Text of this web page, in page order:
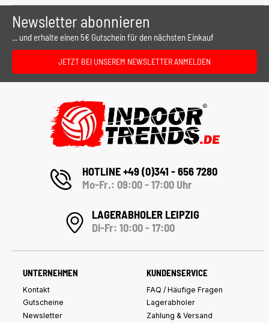
Newsletter abonnieren
... und erhalte einen 5€ Gutschein für den nächsten Einkauf
JETZT BEI UNSEREM NEWSLETTER ANMELDEN
HOTLINE +49 (0)341 - 656 7280
Mo-Fr.: 09:00 - 17:00 Uhr
LAGERABHOLER LEIPZIG
Di-Fr: 10:00 - 17:00
UNTERNEHMEN
Kontakt
Gutscheine
Newsletter
KUNDENSERVICE
FAQ / Häufige Fragen
Lagerabholer
Zahlung & Versand